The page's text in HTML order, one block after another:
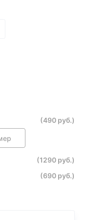
(490 руб.)
(1290 руб.)
(690 руб.)